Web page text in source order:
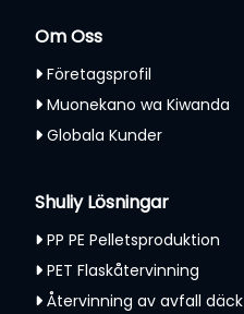
Om Oss
Företagsprofil
Muonekano wa Kiwanda
Globala Kunder
Shuliy Lösningar
PP PE Pelletsproduktion
PET Flaskåtervinning
Återvinning av avfall däck